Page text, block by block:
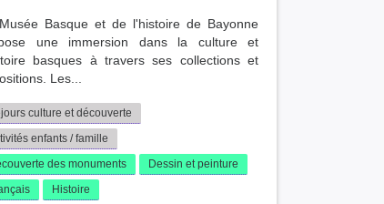
Basque et de l'histoire de Bayonne
une immersion dans la culture et
basques à travers ses collections et
Les...
culture et découverte
enfants / famille
des monuments
Dessin et peinture
Histoire